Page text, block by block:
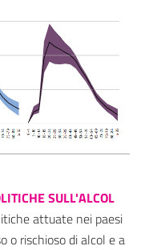
SULL'ALCOL
attuate nei paesi
o rischioso di alcol e a